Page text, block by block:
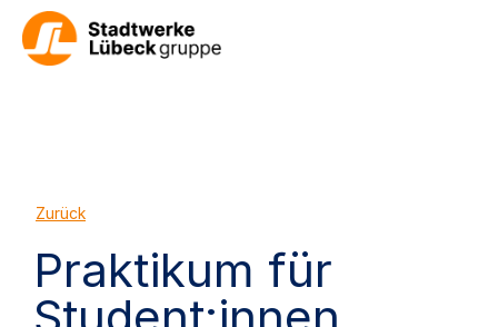
Zurück
Praktikum für